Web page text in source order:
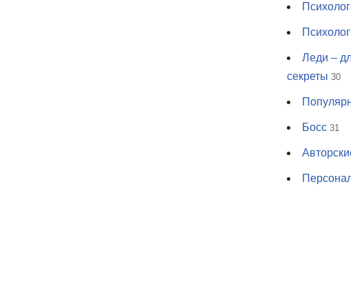
Леди –
секреты 30
Босс 31